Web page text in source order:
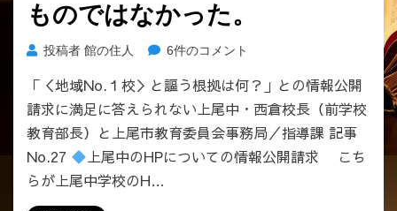
49
は
「非
開
の
会
ものではなかった。
投稿者 館の住人
上
中
が
HP
謳
6件のコメント
「＜地域No.１校＞と謳う根拠は何？」との情報公開
請求に満足に答えられない上尾中・西倉校長（前学校
教育部長）と上尾市教育委員会事務局／指導課 記事
No.27
上尾中のHPについての情報公開請求 こち
らが上尾中学校のH…